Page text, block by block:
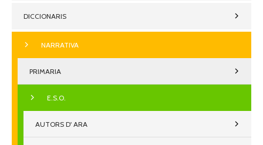
DICCIONARIS
NARRATIVA
PRIMARIA
E.S.O.
AUTORS D' ARA